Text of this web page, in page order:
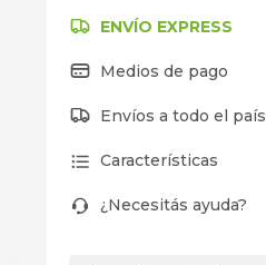
ENVÍO EXPRESS
Medios de pago
Envíos a todo el país
Características
¿Necesitás ayuda?